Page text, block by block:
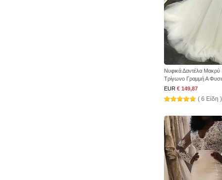
Νυφικά Δαντέλα
Τρίγωνο Γραμμή Α
EUR € 149,87
( 6 Είδη )